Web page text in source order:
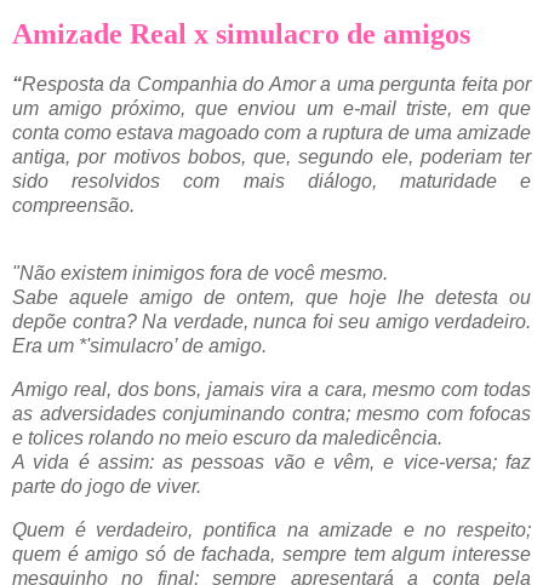
Amizade Real x simulacro de amigos
“Resposta da Companhia do Amor a uma pergunta feita por
um amigo próximo, que enviou um e-mail triste, em que
conta como estava magoado com a ruptura de uma amizade
antiga, por motivos bobos, que, segundo ele, poderiam ter
sido resolvidos com mais diálogo, maturidade e
compreensão.
"Não existem inimigos fora de você mesmo.
Sabe aquele amigo de ontem, que hoje lhe detesta ou
depõe contra? Na verdade, nunca foi seu amigo verdadeiro.
Era um *'simulacro’ de amigo.
Amigo real, dos bons, jamais vira a cara, mesmo com todas
as adversidades conjuminando contra; mesmo com fofocas
e tolices rolando no meio escuro da maledicência.
A vida é assim: as pessoas vão e vêm, e vice-versa; faz
parte do jogo de viver.
Quem é verdadeiro, pontifica na amizade e no respeito;
quem é amigo só de fachada, sempre tem algum interesse
mesquinho no final; sempre apresentará a conta pela